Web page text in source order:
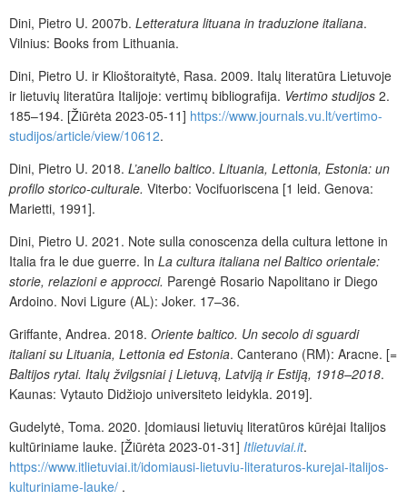
Dini, Pietro U. 2007b. Letteratura lituana in traduzione italiana.
Vilnius: Books from Lithuania.
Dini, Pietro U. ir Klioštoraitytė, Rasa. 2009. Italų literatūra Lietuvoje
ir lietuvių literatūra Italijoje: vertimų bibliografija. Vertimo studijos 2.
185–194. [Žiūrėta 2023-05-11] https://www.journals.vu.lt/vertimo-
studijos/article/view/10612.
Dini, Pietro U. 2018. L’anello baltico. Lituania, Lettonia, Estonia: un
profilo storico-culturale. Viterbo: Vocifuoriscena [1 leid. Genova:
Marietti, 1991].
Dini, Pietro U. 2021. Note sulla conoscenza della cultura lettone in
Italia fra le due guerre. In La cultura italiana nel Baltico orientale:
storie, relazioni e approcci. Parengė Rosario Napolitano ir Diego
Ardoino. Novi Ligure (AL): Joker. 17–36.
Griffante, Andrea. 2018. Oriente baltico. Un secolo di sguardi
italiani su Lituania, Lettonia ed Estonia. Canterano (RM): Aracne. [=
Baltijos rytai. Italų žvilgsniai į Lietuvą, Latviją ir Estiją, 1918–2018.
Kaunas: Vytauto Didžiojo universiteto leidykla. 2019].
Gudelytė, Toma. 2020. Įdomiausi lietuvių literatūros kūrėjai Italijos
kultūriniame lauke. [Žiūrėta 2023-01-31] Itlietuviai.it.
https://www.itlietuviai.it/idomiausi-lietuviu-literaturos-kurejai-italijos-
kulturiniame-lauke/ .